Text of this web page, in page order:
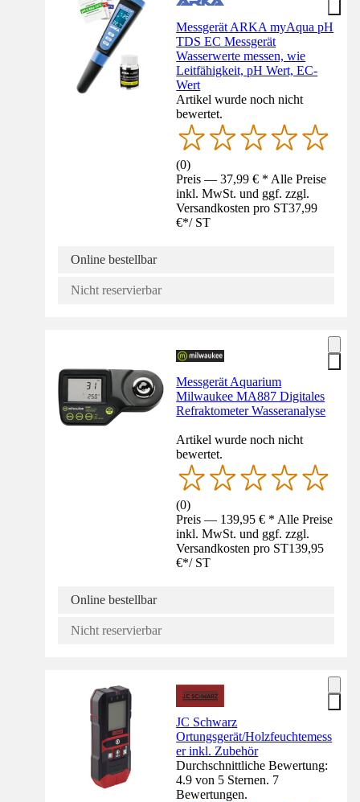
Messgerät ARKA myAqua pH
TDS EC Messgerät
Wasserwerte messen, wie
Leitfähigkeit, pH Wert, EC-
Wert
Artikel wurde noch nicht
bewertet.
(0)
Preis — 37,99 € * Alle Preise
inkl. MwSt. und ggf. zzgl.
Versandkosten pro ST37,99
€*/ ST
Online bestellbar
Nicht reservierbar
Messgerät Aquarium
Milwaukee MA887 Digitales
Refraktometer Wasseranalyse
Artikel wurde noch nicht
bewertet.
(0)
Preis — 139,95 € * Alle Preise
inkl. MwSt. und ggf. zzgl.
Versandkosten pro ST139,95
€*/ ST
Online bestellbar
Nicht reservierbar
JC Schwarz
Ortungsgerät/Holzfeuchtemess
er inkl. Zubehör
Durchschnittliche Bewertung:
4.9 von 5 Sternen. 7
Bewertungen.